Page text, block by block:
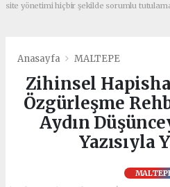
site yönetimi hiçbir şekilde sorumlu
Anasayfa MALTEPE
Zihinsel
Özgürleşme
Aydın
Yazısıyla